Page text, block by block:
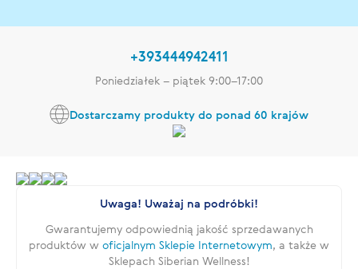
+393444942411
Poniedziałek – piątek 9:00–17:00
Dostarczamy produkty do ponad 60 krajów
Uwaga! Uważaj na podróbki!
Gwarantujemy odpowiednią jakość sprzedawanych
produktów w oficjalnym Sklepie Internetowym, a także w
Sklepach Siberian Wellness!